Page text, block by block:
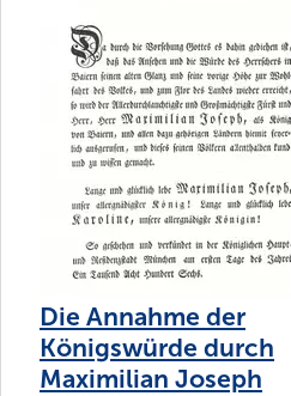
Die Annahme der
Königswürde durch
Maximilian Joseph